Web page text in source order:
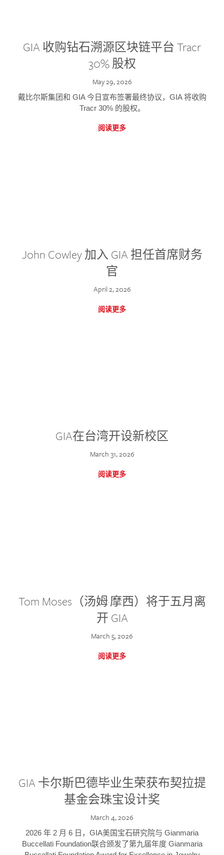
GIA 收购钻石溯源区块链平台 Tracr
30% 股权
May 29, 2026
戴比尔斯集团和 GIA 今日宣布签署最终协议，GIA 将收购
Tracr 30% 的股权。
阅读更多
John Cowley 加入 GIA 担任首席财务
官
April 2, 2026
阅读更多
GIA在台湾开设新校区
March 31, 2026
阅读更多
Tom Moses（汤姆·摩西）将于五月离
开 GIA
March 5, 2026
阅读更多
GIA 卡尔斯巴德毕业生荣获布契拉提
基金会珠宝设计奖
March 4, 2026
2026 年 2 月 6 日，GIA美国宝石研究院与 Gianmaria
Buccellati Foundation联合颁发了第九届年度 Gianmaria